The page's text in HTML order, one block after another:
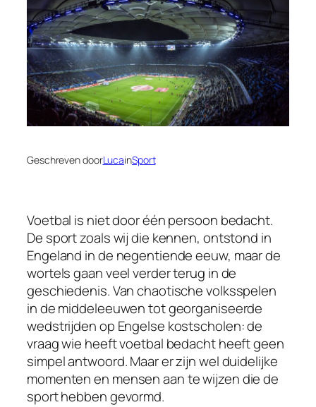
Geschreven doorLucainSport
Voetbal is niet door één persoon bedacht.
De sport zoals wij die kennen, ontstond in
Engeland in de negentiende eeuw, maar de
wortels gaan veel verder terug in de
geschiedenis. Van chaotische volksspelen
in de middeleeuwen tot georganiseerde
wedstrijden op Engelse kostscholen: de
vraag wie heeft voetbal bedacht heeft geen
simpel antwoord. Maar er zijn wel duidelijke
momenten en mensen aan te wijzen die de
sport hebben gevormd.